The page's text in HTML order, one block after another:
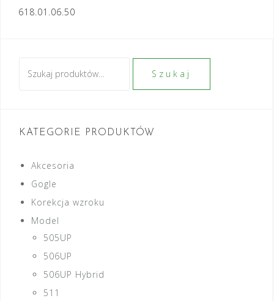
Nawigacja
618.01.06.50
Szukaj
KATEGORIE PRODUKTÓW
Akcesoria
Gogle
Korekcja wzroku
Model
505UP
506UP
506UP Hybrid
511